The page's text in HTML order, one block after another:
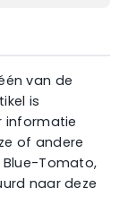
van de
is
informatie
of andere
Blue-Tomato,
naar deze